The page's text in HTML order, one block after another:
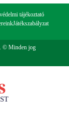
tájékoztató
Játékszabályzat
© Minden jog